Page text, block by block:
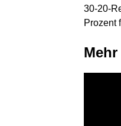
30-20-
Prozent